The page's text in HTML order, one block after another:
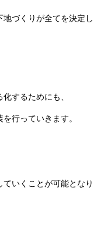
づくりが全てを決定し
するためにも、
行っていきます。
いくことが可能となり